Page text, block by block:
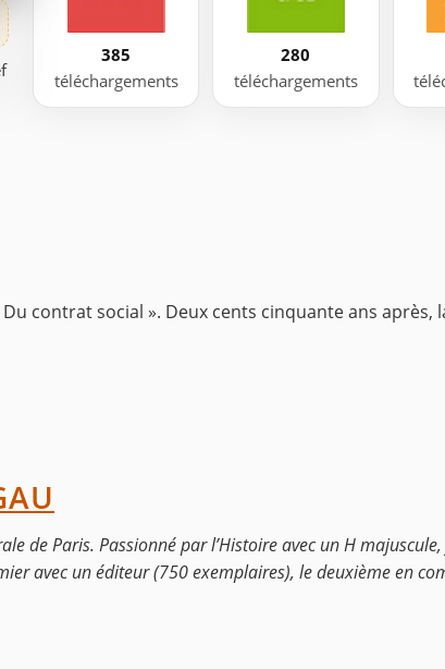
385
téléchargements
280
téléchargements
Du contrat social ». Deux cents cinquante ans
de Paris. Passionné par l’Histoire avec un H
avec un éditeur (750 exemplaires), le deuxième en